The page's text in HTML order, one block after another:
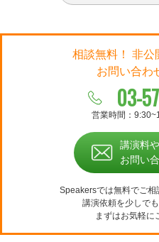
相談無料！ 非公
お問い合わ
03-
営業時間：
講演料
お問い
Speakersでは無料でご相
講演依頼を少しで
まずはお気軽に